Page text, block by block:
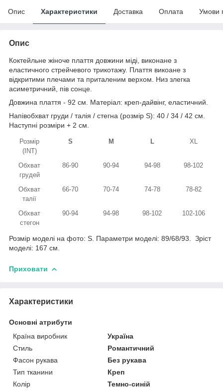
Опис Характеристики Доставка Оплата Умови
Опис
Коктейльне жіноче плаття довжини міді, виконане з
еластичного стрейчевого трикотажу. Плаття викоане з
відкритими плечами та приталеним верхом. Низ злегка
асиметричний, пів сонце.
Довжина плаття - 92 см. Матеріал: креп-дайвінг, еластичний.
Напівобхват груди / талія / стегна (розмір S): 40 / 34 / 42 см.
Наступні розміри + 2 см.
Розмір
(INT)
S M L XL
Обхват
грудей
86-90 90-94 94-98 98-102
Обхват
талії
66-70 70-74 74-78 78-82
Обхват
стегон
90-94 94-98 98-102 102-106
Розмір моделі на фото: S. Параметри моделі: 89/68/93. Зріст
моделі: 167 см.
Приховати
Характеристики
Основні атрибути
Країна виробник
Україна
Стиль
Романтичний
Фасон рукава
Без рукава
Тип тканини
Креп
Колір
Темно-синій